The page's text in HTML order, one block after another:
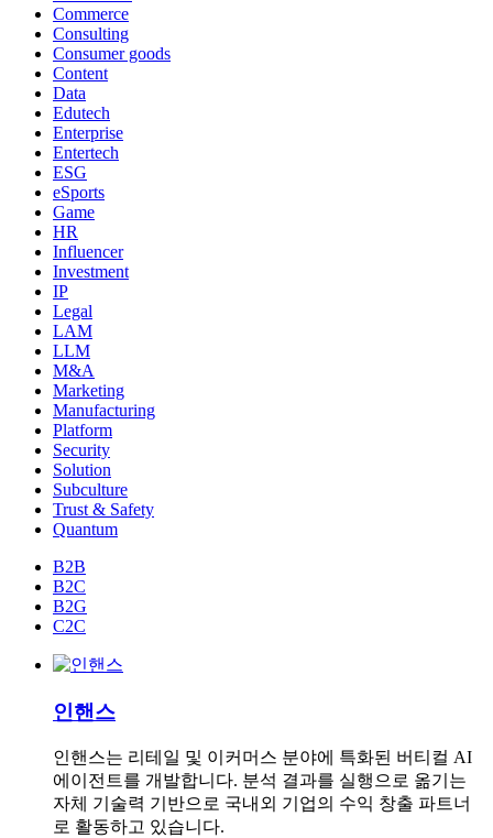
Commerce
Consulting
Consumer goods
Content
Data
Edutech
Enterprise
Entertech
ESG
eSports
Game
HR
Influencer
Investment
IP
Legal
LAM
LLM
M&A
Marketing
Manufacturing
Platform
Security
Solution
Subculture
Trust & Safety
Quantum
B2B
B2C
B2G
C2C
인핸스
인핸스는 리테일 및 이커머스 분야에 특화된 버티컬 AI
에이전트를 개발합니다. 분석 결과를 실행으로 옮기는
자체 기술력 기반으로 국내외 기업의 수익 창출 파트너
로 활동하고 있습니다.